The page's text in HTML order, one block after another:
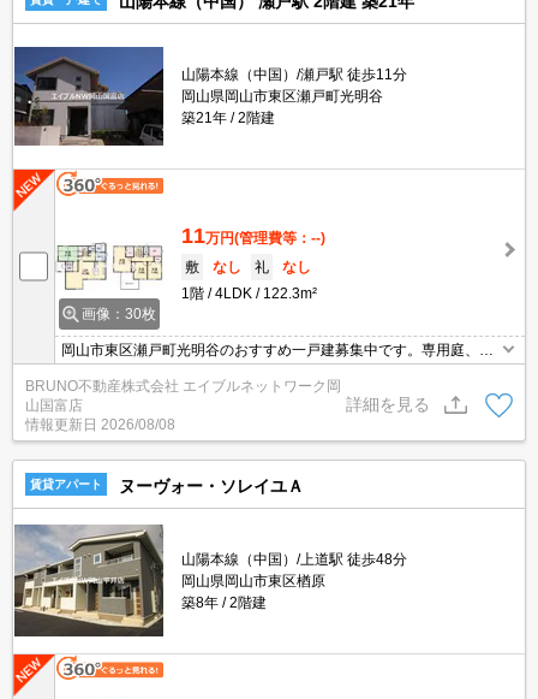
山陽本線（中国）/瀬戸駅 徒歩11分
岡山県岡山市東区瀬戸町光明谷
築21年
2階建
画像：30枚
11万円(管理費等：--)
敷
なし 礼
なし
1階
4LDK 122.3m²
岡山市東区瀬戸町光明谷のおすすめ一戸建募集中です。専用庭、浴
室乾燥機、温水洗浄便座、シャンプードレッサー、食器洗浄乾燥機
など設備充実。お気軽にお問い合わせください。
BRUNO不動産株式会社 エイブルネットワーク岡
山国富店
情報更新日 2026/08/08
詳細を見る
賃貸アパート ヌーヴォー・ソレイユＡ
山陽本線（中国）/上道駅 徒歩48分
岡山県岡山市東区楢原
築8年
2階建